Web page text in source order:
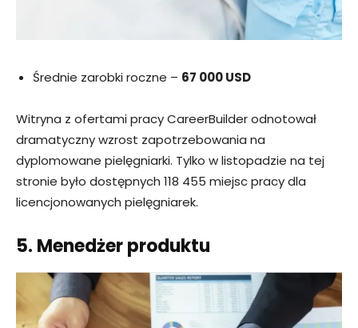
Średnie zarobki roczne – 67 000 USD
Witryna z ofertami pracy CareerBuilder odnotował
dramatyczny wzrost zapotrzebowania na
dyplomowane pielęgniarki. Tylko w listopadzie na tej
stronie było dostępnych 118 455 miejsc pracy dla
licencjonowanych pielęgniarek.
5. Menedżer produktu